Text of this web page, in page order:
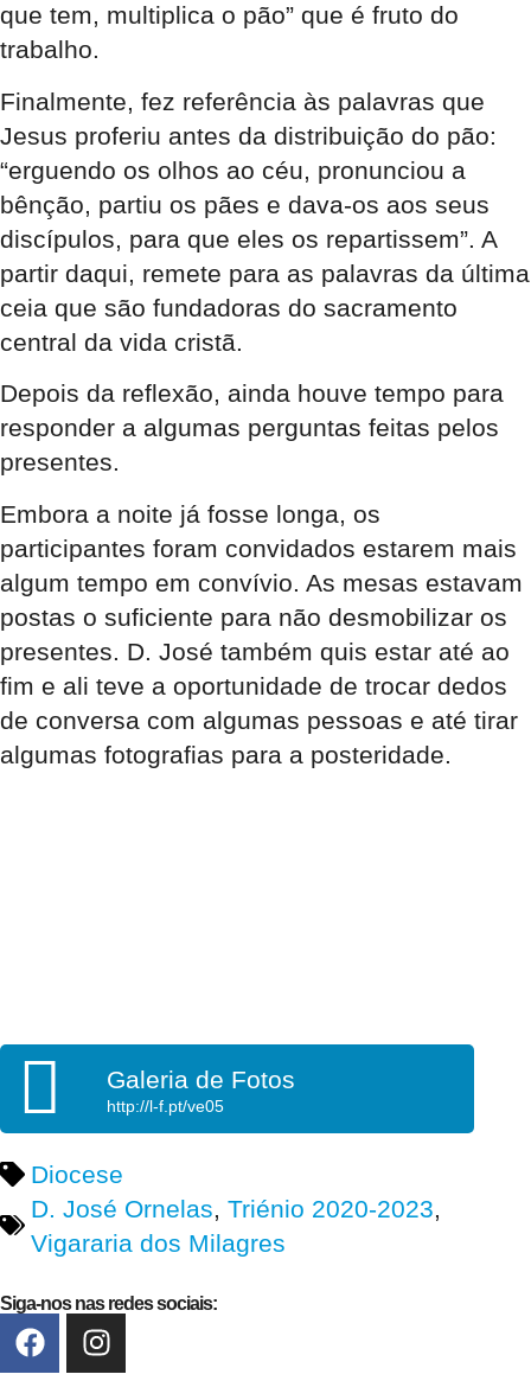
que tem, multiplica o pão” que é fruto do
trabalho.
Finalmente, fez referência às palavras que
Jesus proferiu antes da distribuição do pão:
“erguendo os olhos ao céu, pronunciou a
bênção, partiu os pães e dava-os aos seus
discípulos, para que eles os repartissem”. A
partir daqui, remete para as palavras da última
ceia que são fundadoras do sacramento
central da vida cristã.
Depois da reflexão, ainda houve tempo para
responder a algumas perguntas feitas pelos
presentes.
Embora a noite já fosse longa, os
participantes foram convidados estarem mais
algum tempo em convívio. As mesas estavam
postas o suficiente para não desmobilizar os
presentes. D. José também quis estar até ao
fim e ali teve a oportunidade de trocar dedos
de conversa com algumas pessoas e até tirar
algumas fotografias para a posteridade.
Galeria de Fotos
http://l-f.pt/ve05
Diocese
D. José Ornelas, Triénio 2020-2023,
Vigararia dos Milagres
Siga-nos nas redes sociais: